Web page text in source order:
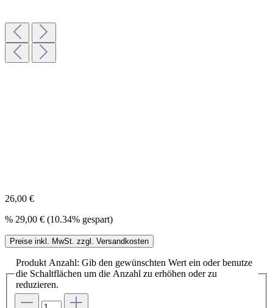
26,00 €
% 29,00 € (10.34% gespart)
Preise inkl. MwSt. zzgl. Versandkosten
Produkt Anzahl: Gib den gewünschten Wert ein oder benutze
die Schaltflächen um die Anzahl zu erhöhen oder zu
reduzieren.